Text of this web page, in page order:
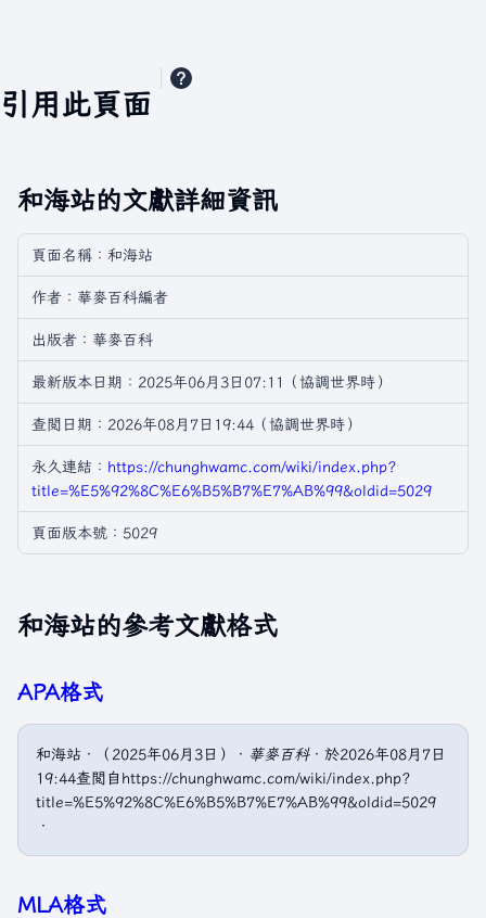
引用此頁面
和海站的文獻詳細資訊
頁面名稱：和海站
作者：華麥百科編者
出版者：華麥百科
最新版本日期：2025年06月3日07:11（協調世界時）
查閲日期：2026年08月7日19:44（協調世界時）
永久連結： https://chunghwamc.com/wiki/index.php?
title=%E5%92%8C%E6%B5%B7%E7%AB%99&oldid=5029
頁面版本號：5029
和海站的參考文獻格式
APA格式
和海站．（2025年06月3日）． 華麥百科．於2026年08月7日
19:44查閲自https://chunghwamc.com/wiki/index.php?
title=%E5%92%8C%E6%B5%B7%E7%AB%99&oldid=5029
．
MLA格式